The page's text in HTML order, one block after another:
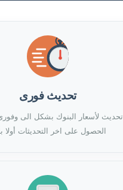
تحديث فورى
تحديث لأسعار البنوك بشكل الى
الحصول على اخر التحديثات أولا